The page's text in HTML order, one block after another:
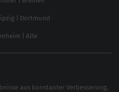
Dortmund
Alle
aus konstanter Verbesserung,